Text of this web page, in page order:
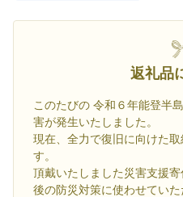
返礼品
このたびの 令和６年能登半
害が発生いたしました。
現在、全力で復旧に向けた
す。
頂戴いたしました災害支援
後の防災対策に使わせていた